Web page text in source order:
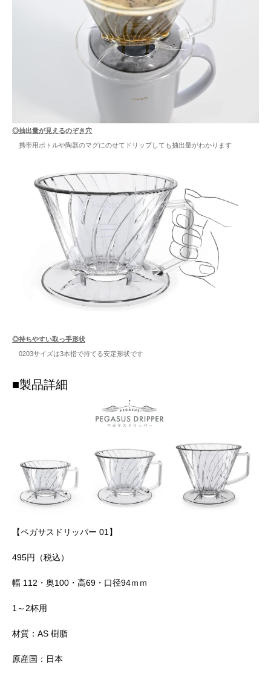
◎抽出量が見えるのぞき穴
携帯用ボトルや陶器のマグにのせてドリップしても抽出量がわかります
◎持ちやすい取っ手形状
0203サイズは3本指で持てる安定形状です
■製品詳細
【ペガサスドリッパー 01】
495円（税込）
幅 112・奥100・高69・口径94ｍｍ
1～2杯用
材質：AS 樹脂
原産国：日本